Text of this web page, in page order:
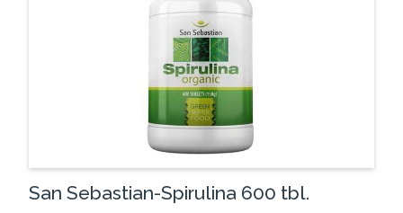
San Sebastian-Spirulina 600 tbl.